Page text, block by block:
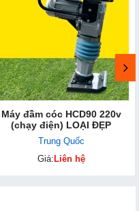
Máy đầm cóc HCD90 220v
(chạy điện) LOẠI ĐẸP
Trung Quốc
Giá: Liên hệ